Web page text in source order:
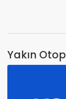
Yakın